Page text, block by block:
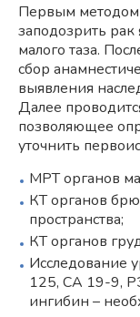
Первым методом
заподозрить
малого таза.
сбор
выявления
Далее
позволяющее
уточнить
МРТ органов
КТ органов
пространства;
КТ органов
Исследование
125, СА 19-9,
ингибин –